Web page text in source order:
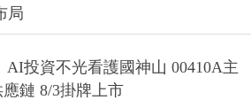
局
AI投資不光看護國神山 00410A主
鏈 8/3掛牌上市